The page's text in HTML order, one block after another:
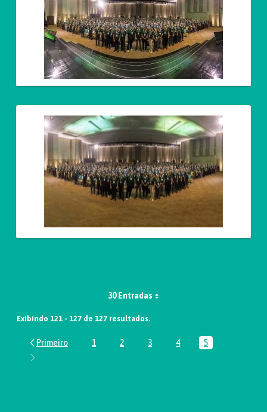
30 Entradas
Exibindo 121 - 127 de 127 resultados.
Página
1 Página
2 Página
3 Página
4 Página
5